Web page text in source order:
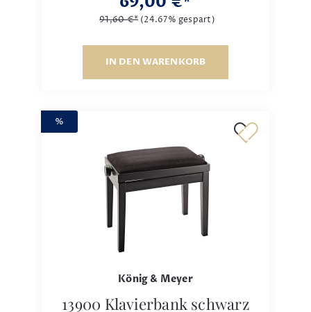
91,60 €* (24.67% gespart)
IN DEN WARENKORB
%
König & Meyer
13900 Klavierbank schwarz